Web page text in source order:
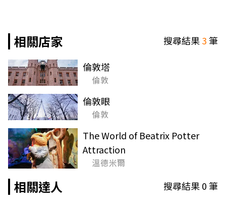
相關店家 搜尋結果3筆
倫敦塔
倫敦
倫敦眼
倫敦
The World of Beatrix Potter
Attraction
溫德米爾
相關達人 搜尋結果0筆